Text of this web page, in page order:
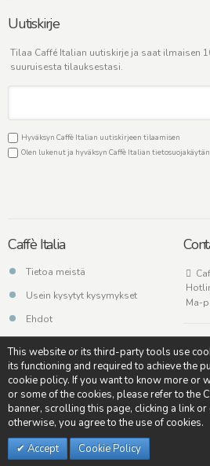
Uutiskirje
Tilaa Caffé Italian uutiskirje ja saat ilmaisen
suuruisesta tilauksestasi.
Hyväksyn Caffè Italian uutiskirjeen tilaamisen
Olen lukenut ja hyväksyn Caffè Italian
Caffè Italia
Tietoa meistä
Usein kysytyt kysymykset
Ehdot
Ma-
Copyright © - Caffè Italia - All rights
This website or its third-party tools use
its functioning and required to achieve the
cookie policy. If you want to know more or
or some of the cookies, please refer to the
banner, scrolling this page, clicking a link
otherwise, you agree to the use of cookies.
Accept
Cookie Policy